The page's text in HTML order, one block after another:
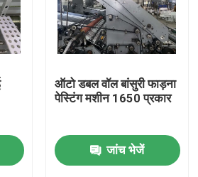
ऑटो डबल वॉल बांसुरी फाड़ना
पेस्टिंग मशीन 1650 प्रकार
जांच भेजें